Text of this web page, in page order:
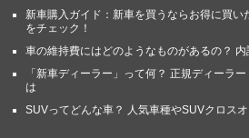
新車購入ガイド：新車を買うならお得に買
をチェック！
車の維持費にはどのようなものがあるの？
「新車ディーラー」って何？ 正規ディーラ
は
SUVってどんな車？ 人気車種やSUVクロス